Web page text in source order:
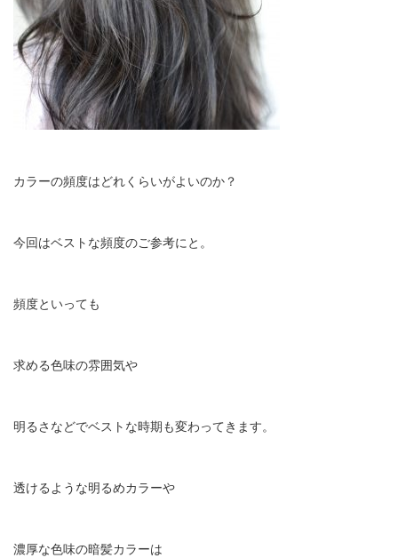
カラーの頻度はどれくらいがよいのか？
今回はベストな頻度のご参考にと。
頻度といっても
求める色味の雰囲気や
明るさなどでベストな時期も変わってきます。
透けるような明るめカラーや
濃厚な色味の暗髪カラーは